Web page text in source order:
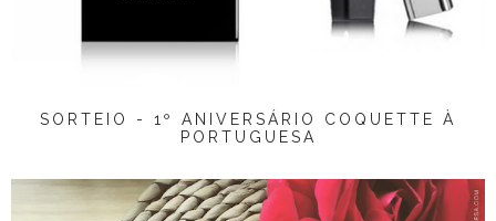
SORTEIO - 1º ANIVERSÁRIO COQUETTE À
PORTUGUESA